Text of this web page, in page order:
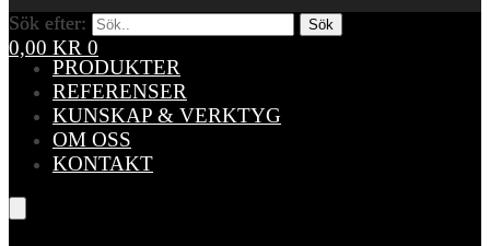
Sök efter: Sök
0,00 KR 0
Sök efter: Sök
PRODUKTER
REFERENSER
KUNSKAP & VERKTYG
OM OSS
KONTAKT